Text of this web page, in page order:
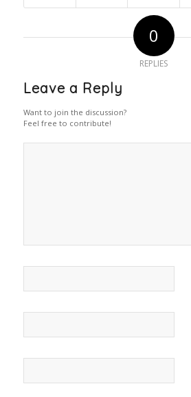
0
REPLIES
Leave a Reply
Want to join the discussion?
Feel free to contribute!